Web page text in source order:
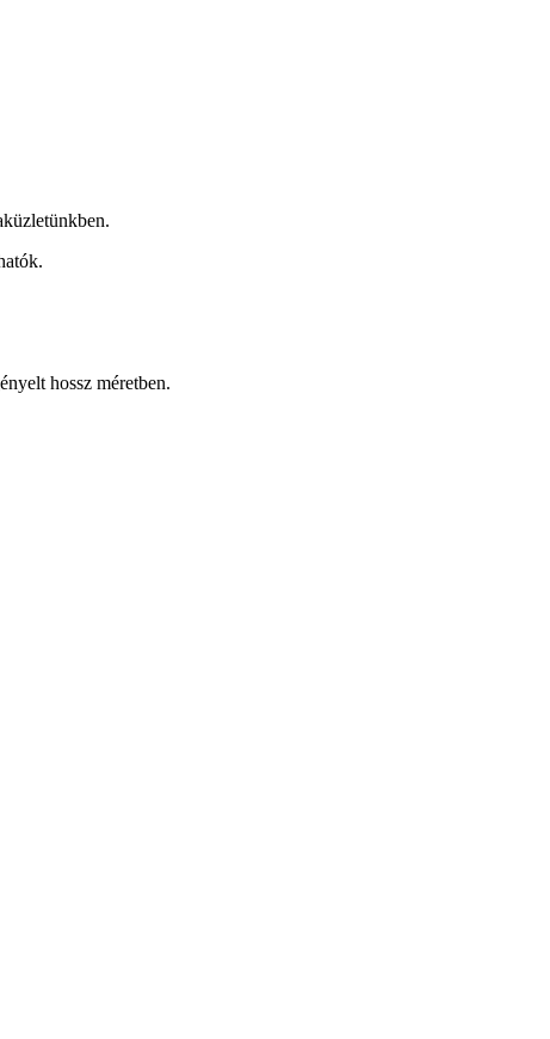
hossz méretben.